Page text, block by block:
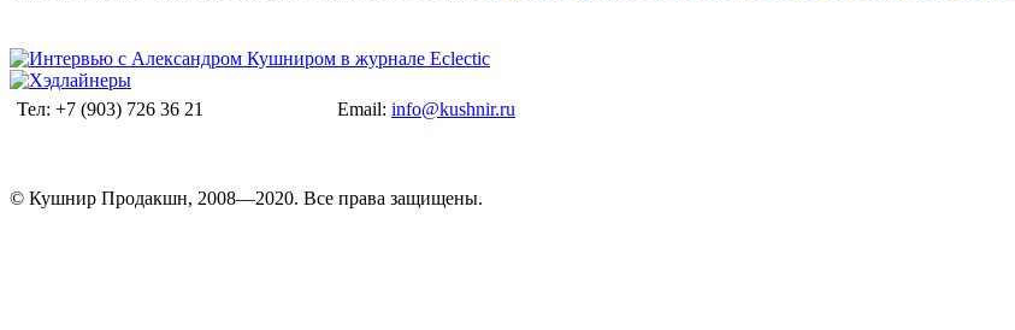
Тел: +7 (903) 726 36 21 Email: info@kushnir.ru
© Кушнир Продакшн, 2008—2020. Все права защищены.